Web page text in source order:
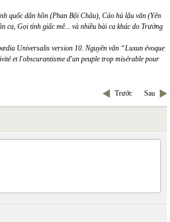
quốc dân hồn (Phan Bội Châu), Cáo hủ lậu văn (Yên
ca, Gọi tỉnh giấc mê... và nhiều bài ca khác do Trường
Universalis version 10. Nguyên văn “Luxun évoque
et l'obscurantisme d'un peuple trop misérable pour
Trước Sau